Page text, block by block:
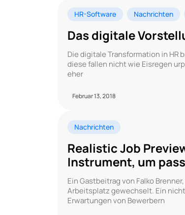
HR-Software Nachrichten
Das digitale
Die digitale Transformation in
diese fallen nicht wie Eisregen
eher
Februar 13, 2018
Nachrichten
Realistic Job
Instrument, um
Ein Gastbeitrag von Falko
Arbeitsplatz gewechselt. Ein
Erwartungen von Bewerbern